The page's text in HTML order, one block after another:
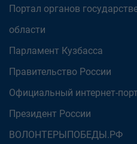
Портал органов
области
Парламент Кузбасса
Правительство России
Официальный интернет-
Президент России
ВОЛОНТЕРЫПОБЕДЫ.РФ